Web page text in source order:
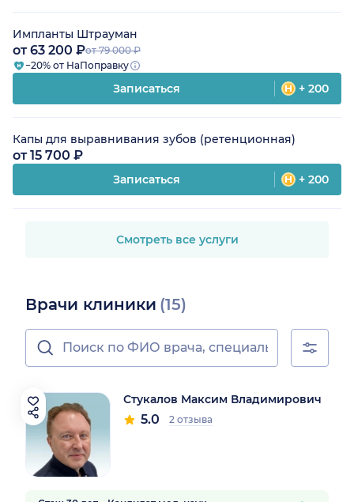
Импланты Штрауман
от 63 200 ₽от 79 000 ₽
−20% от НаПоправку
Записаться + 200
Капы для выравнивания зубов (ретенционная)
от 15 700 ₽
Записаться + 200
Смотреть все услуги
Врачи клиники (15)
Стукалов Максим Владимирович
5.0 2 отзыва